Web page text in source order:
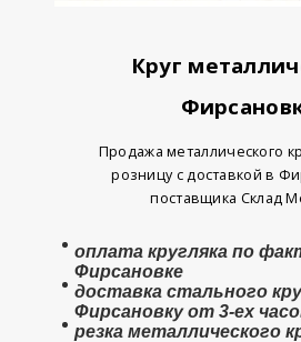
Круг
Продажа металлического
розницу с доставкой в
поставщика Склад
оплата кругляка по
Фирсановке
доставка стального
Фирсановку от 3-ех
резка металлического